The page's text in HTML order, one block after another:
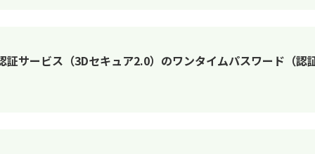
サービス（3Dセキュア2.0）のワンタイムパスワード（認